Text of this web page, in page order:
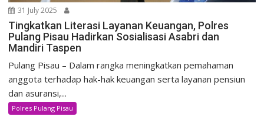
31 July 2025
Tingkatkan Literasi Layanan Keuangan, Polres
Pulang Pisau Hadirkan Sosialisasi Asabri dan
Mandiri Taspen
Pulang Pisau – Dalam rangka meningkatkan pemahaman
anggota terhadap hak-hak keuangan serta layanan pensiun
dan asuransi,...
Polres Pulang Pisau